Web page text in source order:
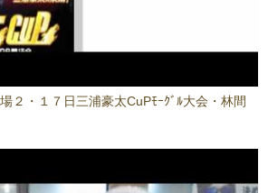
２・１７日三浦豪太CuPﾓｰｸﾞﾙ大会・林間